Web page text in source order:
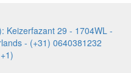
Keizerfazant 29 - 1704WL -
- (+31) 0640381232